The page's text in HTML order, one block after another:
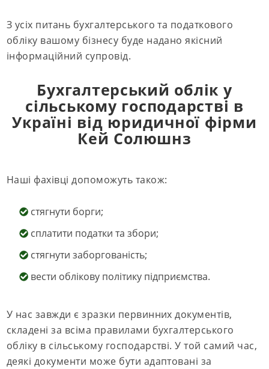
З усіх питань бухгалтерського та податкового
обліку вашому бізнесу буде надано якісний
інформаційний супровід.
Бухгалтерський облік у
сільському господарстві в
Україні від юридичної фірми
Кей Солюшнз
Наші фахівці допоможуть також:
стягнути борги;
сплатити податки та збори;
стягнути заборгованість;
вести облікову політику підприємства.
У нас завжди є зразки первинних документів,
складені за всіма правилами бухгалтерського
обліку в сільському господарстві. У той самий час,
деякі документи може бути адаптовані за